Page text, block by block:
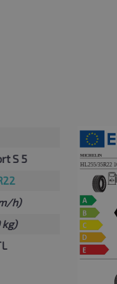
S 5
h)
kg)